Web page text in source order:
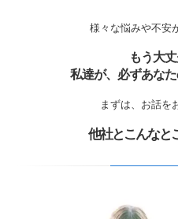
様々な悩みや不安
もう大
私達が、必ずあな
まずは、お話を
他社とこんなと